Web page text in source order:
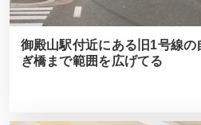
御殿山駅付近にある旧1号線の
ぎ橋まで範囲を広げてる